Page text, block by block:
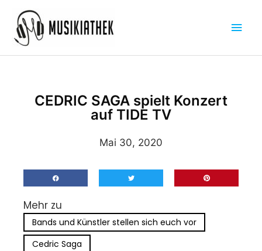
Inhalt
springen
CEDRIC SAGA spielt Konzert
auf TIDE TV
Mai 30, 2020
Mehr zu
Bands und Künstler stellen sich euch vor
Cedric Saga